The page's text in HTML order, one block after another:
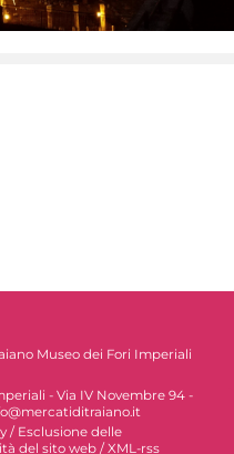
Museo dei Fori Imperiali
- Via IV Novembre 94 -
/ Esclusione delle
del sito web / XML-rss